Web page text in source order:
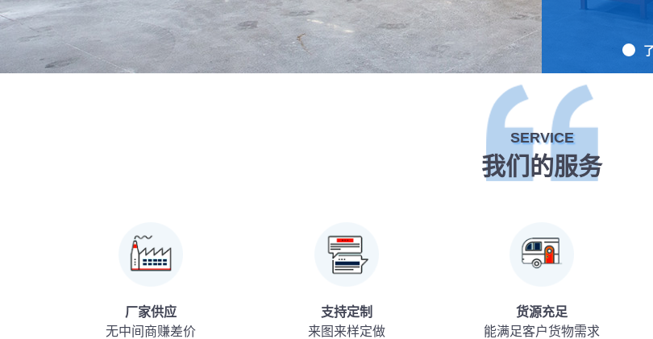
SERVICE
我们的服务
厂家供应
无中间商赚差价
支持定制
来图来样定做
货源充足
能满足客户货物需求